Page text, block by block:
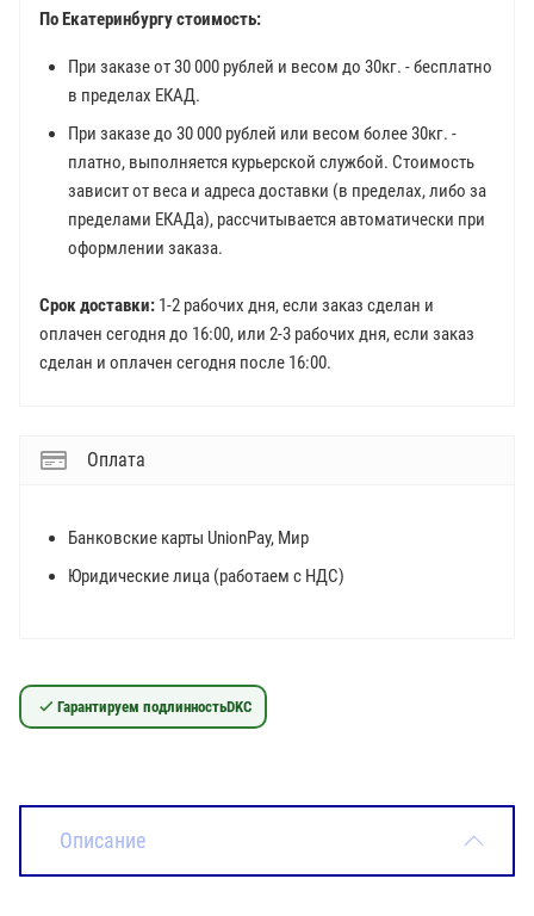
По Екатеринбургу стоимость:
При заказе от 30 000 рублей и весом до 30кг. - бесплатно
в пределах ЕКАД.
При заказе до 30 000 рублей или весом более 30кг. -
платно, выполняется курьерской службой. Стоимость
зависит от веса и адреса доставки (в пределах, либо за
пределами ЕКАДа), рассчитывается автоматически при
оформлении заказа.
Срок доставки: 1-2 рабочих дня, если заказ сделан и
оплачен сегодня до 16:00, или 2-3 рабочих дня, если заказ
сделан и оплачен сегодня после 16:00.
Оплата
Банковские карты UnionPay, Мир
Юридические лица (работаем с НДС)
Гарантируем подлинностьDKC
Описание